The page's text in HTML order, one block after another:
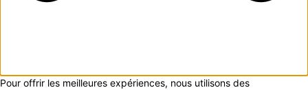
Pour offrir les meilleures expériences, nous utilisons des